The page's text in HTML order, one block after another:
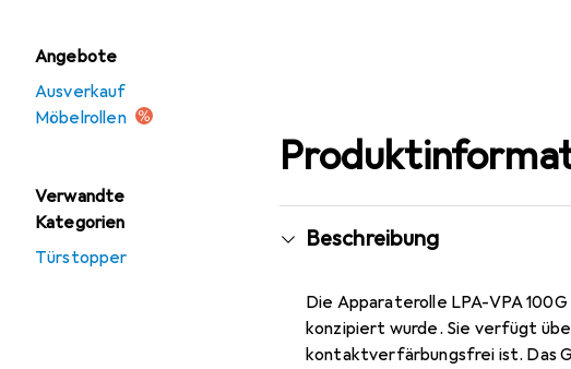
Angebote
Ausverkauf
Möbelrollen
Verwandte
Kategorien
Türstopper
Beschreibung
Die Apparaterolle LPA-VPA
konzipiert wurde. Sie verfügt
kontaktverfärbungsfrei ist. Das